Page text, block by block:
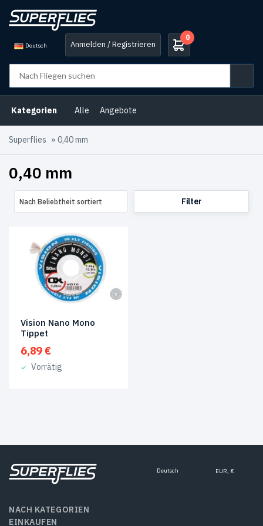
Deutsch Anmelden / Registrieren
0
Kategorien Alle Angebote
Superflies » 0,40 mm
0,40 mm
Vorfächer
Vorfächer
Nach Beliebtheit sortiert Filter
Vision Nano Mono
Tippet
6,89 €
Vorrätig
Deutsch EUR, €
NACH KATEGORIEN
EINKAUFEN